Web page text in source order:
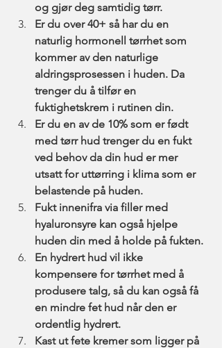
og gjør deg samtidig tørr.
Er du over 40+ så har du en
naturlig hormonell tørrhet som
kommer av den naturlige
aldringsprosessen i huden. Da
trenger du å tilfør en
fuktighetskrem i rutinen din.
Er du en av de 10% som er født
med tørr hud trenger du en fukt
ved behov da din hud er mer
utsatt for uttørring i klima som er
belastende på huden.
Fukt innenifra via filler med
hyaluronsyre kan også hjelpe
huden din med å holde på fukten.
En hydrert hud vil ikke
kompensere for tørrhet med å
produsere talg, så du kan også få
en mindre fet hud når den er
ordentlig hydrert.
Kast ut fete kremer som ligger på